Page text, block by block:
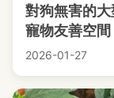
對狗無害的
寵物友善空間
2026-01-27